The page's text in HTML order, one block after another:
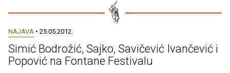
NAJAVA • 25.05.2012.
Simić Bodrožić, Sajko, Savičević Ivančević i
Popović na Fontane Festivalu